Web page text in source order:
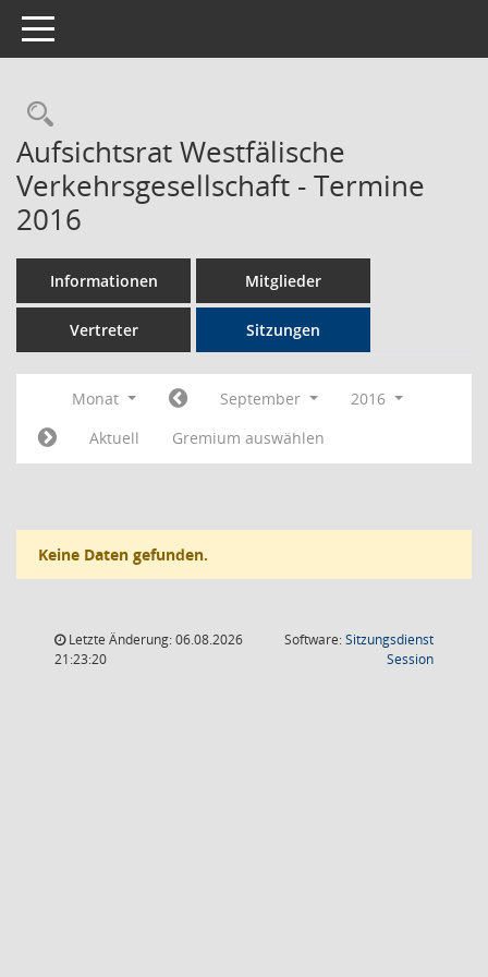
Toggle navigation
Rechercheauswahl
Aufsichtsrat Westfälische
Verkehrsgesellschaft - Termine
2016
Informationen Mitglieder
Vertreter Sitzungen
Monat September
2016
Aktuell
Gremium auswählen
Keine Daten gefunden.
Letzte Änderung: 06.08.2026
21:23:20
Software:Sitzungsdienst
Session(Wird in